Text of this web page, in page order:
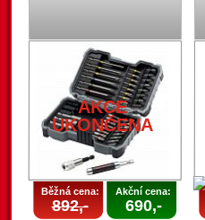
AKCE
UKONČENA
Běžná cena:
892,-
Akční cena:
690,-